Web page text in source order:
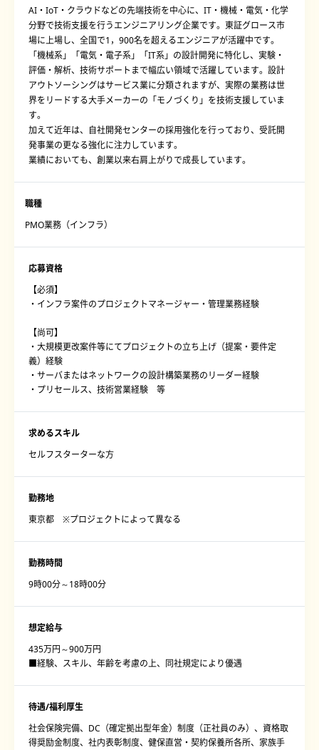
AI・IoT・クラウドなどの先端技術を中心に、IT・機械・電気・化学
分野で技術支援を行うエンジニアリング企業です。東証グロース市
場に上場し、全国で1，900名を超えるエンジニアが活躍中です。
「機械系」「電気・電子系」「IT系」の設計開発に特化し、実験・
評価・解析、技術サポートまで幅広い領域で活躍しています。設計
アウトソーシングはサービス業に分類されますが、実際の業務は世
界をリードする大手メーカーの「モノづくり」を技術支援していま
す。
加えて近年は、自社開発センターの採用強化を行っており、受託開
発事業の更なる強化に注力しています。
業績においても、創業以来右肩上がりで成長しています。
職種
PMO業務（インフラ）
応募資格
【必須】
・インフラ案件のプロジェクトマネージャー・管理業務経験
【尚可】
・大規模更改案件等にてプロジェクトの立ち上げ（提案・要件定
義）経験
・サーバまたはネットワークの設計構築業務のリーダー経験
・プリセールス、技術営業経験 等
求めるスキル
セルフスターターな方
勤務地
東京都 ※プロジェクトによって異なる
勤務時間
9時00分～18時00分
想定給与
435万円～900万円
■経験、スキル、年齢を考慮の上、同社規定により優遇
待遇/福利厚生
社会保険完備、DC（確定拠出型年金）制度（正社員のみ）、資格取
得奨励金制度、社内表彰制度、健保直営・契約保養所各所、家族手